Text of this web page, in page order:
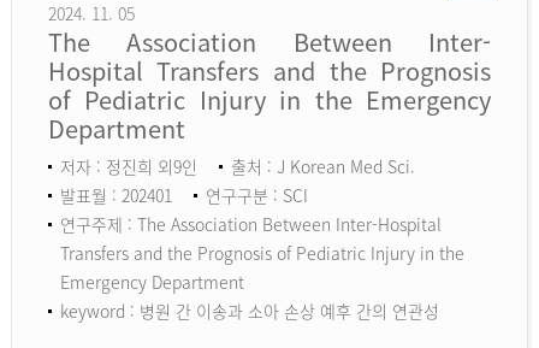
2024. 11. 05
The Association Between Inter-
Hospital Transfers and the Prognosis
of Pediatric Injury in the Emergency
Department
저자 : 정진희 외9인
출처 : J Korean Med Sci.
발표월 : 202401
연구구분 : SCI
연구주제 : The Association Between Inter-Hospital
Transfers and the Prognosis of Pediatric Injury in the
Emergency Department
keyword : 병원 간 이송과 소아 손상 예후 간의 연관성